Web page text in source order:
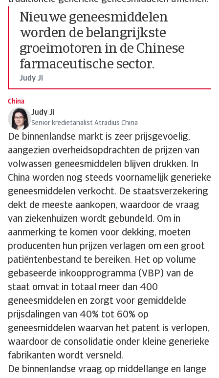
Nieuwe geneesmiddelen
worden de belangrijkste
groeimotoren in de Chinese
farmaceutische sector.
Judy Ji
China
Judy Ji
Senior kredietanalist Atradius China
De binnenlandse markt is zeer prijsgevoelig,
aangezien overheidsopdrachten de prijzen van
volwassen geneesmiddelen blijven drukken. In
China worden nog steeds voornamelijk generieke
geneesmiddelen verkocht. De staatsverzekering
dekt de meeste aankopen, waardoor de vraag
van ziekenhuizen wordt gebundeld. Om in
aanmerking te komen voor dekking, moeten
producenten hun prijzen verlagen om een groot
patiëntenbestand te bereiken. Het op volume
gebaseerde inkoopprogramma (VBP) van de
staat omvat in totaal meer dan 400
geneesmiddelen en zorgt voor gemiddelde
prijsdalingen van 40% tot 60% op
geneesmiddelen waarvan het patent is verlopen,
waardoor de consolidatie onder kleine generieke
fabrikanten wordt versneld.
De binnenlandse vraag op middellange en lange